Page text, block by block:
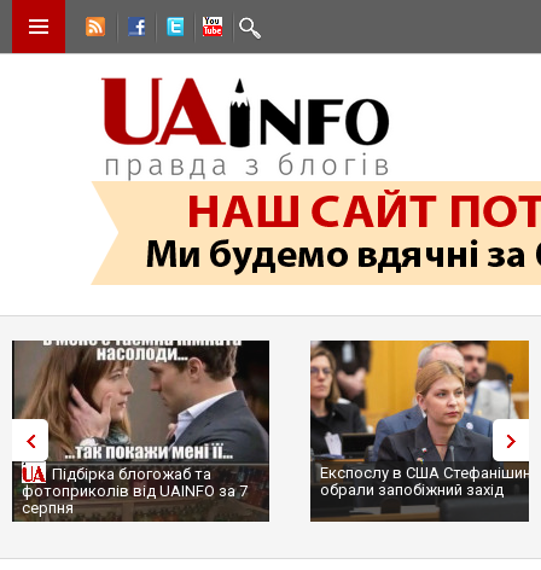
Підбірка блогожаб та
фотоприколів від UAINFO за 7
серпня
Експослу в США
обрали запобіжний захід